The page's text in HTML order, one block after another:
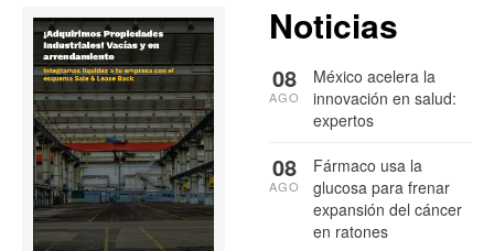
Noticias
México acelera la
innovación en salud:
expertos
08
AGO
Fármaco usa la
glucosa para frenar
expansión del cáncer
en ratones
08
AGO